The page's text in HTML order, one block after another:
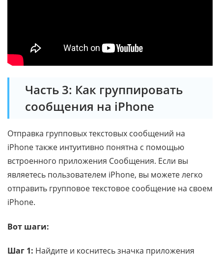
Часть 3: Как группировать
сообщения на iPhone
Отправка групповых текстовых сообщений на
iPhone также интуитивно понятна с помощью
встроенного приложения Сообщения. Если вы
являетесь пользователем iPhone, вы можете легко
отправить групповое текстовое сообщение на своем
iPhone.
Вот шаги:
Шаг 1: Найдите и коснитесь значка приложения